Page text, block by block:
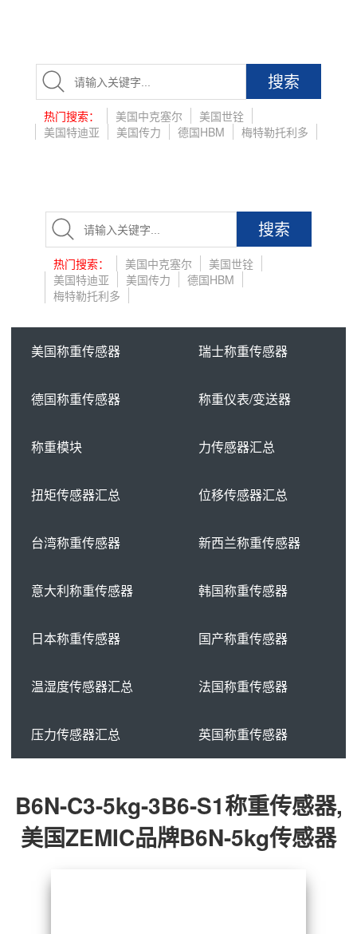
搜索
热门搜索： 美国中克塞尔
美国世铨
美国特迪亚
美国传力 德国HBM 梅特勒托利多
搜索
热门搜索： 美国中克塞尔
美国世铨
美国特迪亚
美国传力
德国HBM
梅特勒托利多
美国称重传感器 瑞士称重传感器
德国称重传感器 称重仪表/变送器
称重模块 力传感器汇总
扭矩传感器汇总 位移传感器汇总
台湾称重传感器 新西兰称重传感器
意大利称重传感器 韩国称重传感器
日本称重传感器 国产称重传感器
温湿度传感器汇总 法国称重传感器
压力传感器汇总 英国称重传感器
B6N-C3-5kg-3B6-S1称重传感器,
美国ZEMIC品牌B6N-5kg传感器